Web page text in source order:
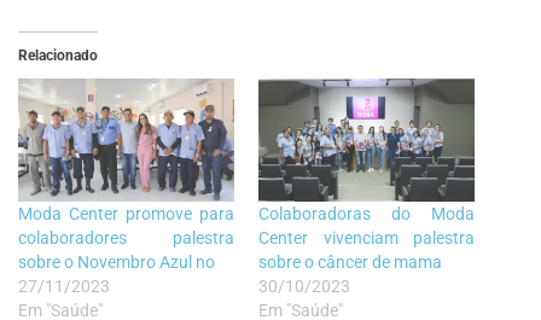
Relacionado
Moda Center promove para
colaboradores palestra
sobre o Novembro Azul no
27/11/2023
Em "Saúde"
Colaboradoras do Moda
Center vivenciam palestra
sobre o câncer de mama
30/10/2023
Em "Saúde"